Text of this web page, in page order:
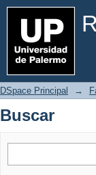
Buscar
DSpace Principal →
Buscar